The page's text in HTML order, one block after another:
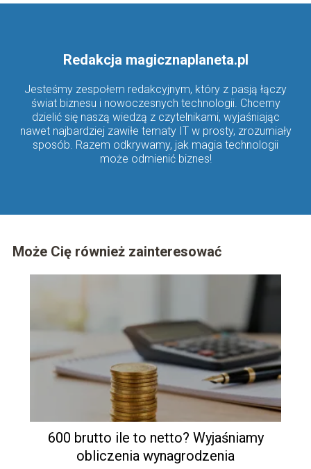
Redakcja magicznaplaneta.pl
Jesteśmy zespołem redakcyjnym, który z pasją łączy
świat biznesu i nowoczesnych technologii. Chcemy
dzielić się naszą wiedzą z czytelnikami, wyjaśniając
nawet najbardziej zawiłe tematy IT w prosty, zrozumiały
sposób. Razem odkrywamy, jak magia technologii
może odmienić biznes!
Może Cię również zainteresować
600 brutto ile to netto? Wyjaśniamy
obliczenia wynagrodzenia